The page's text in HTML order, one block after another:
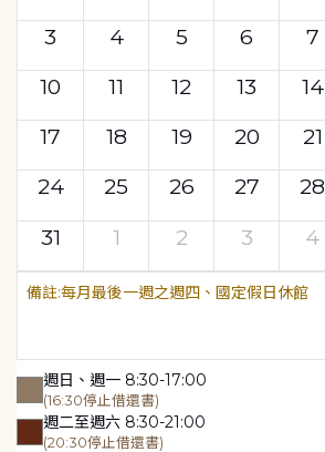
3
4 5 6 7
10
11 12 13 14
17
18 19 20 21
24
25 26 27 28
31
1 2 3 4
每月最後一週之週四、國定假日休館
週日、週一 8:30-17:00
(16:30停止借還書)
週二至週六 8:30-21:00
(20:30停止借還書)